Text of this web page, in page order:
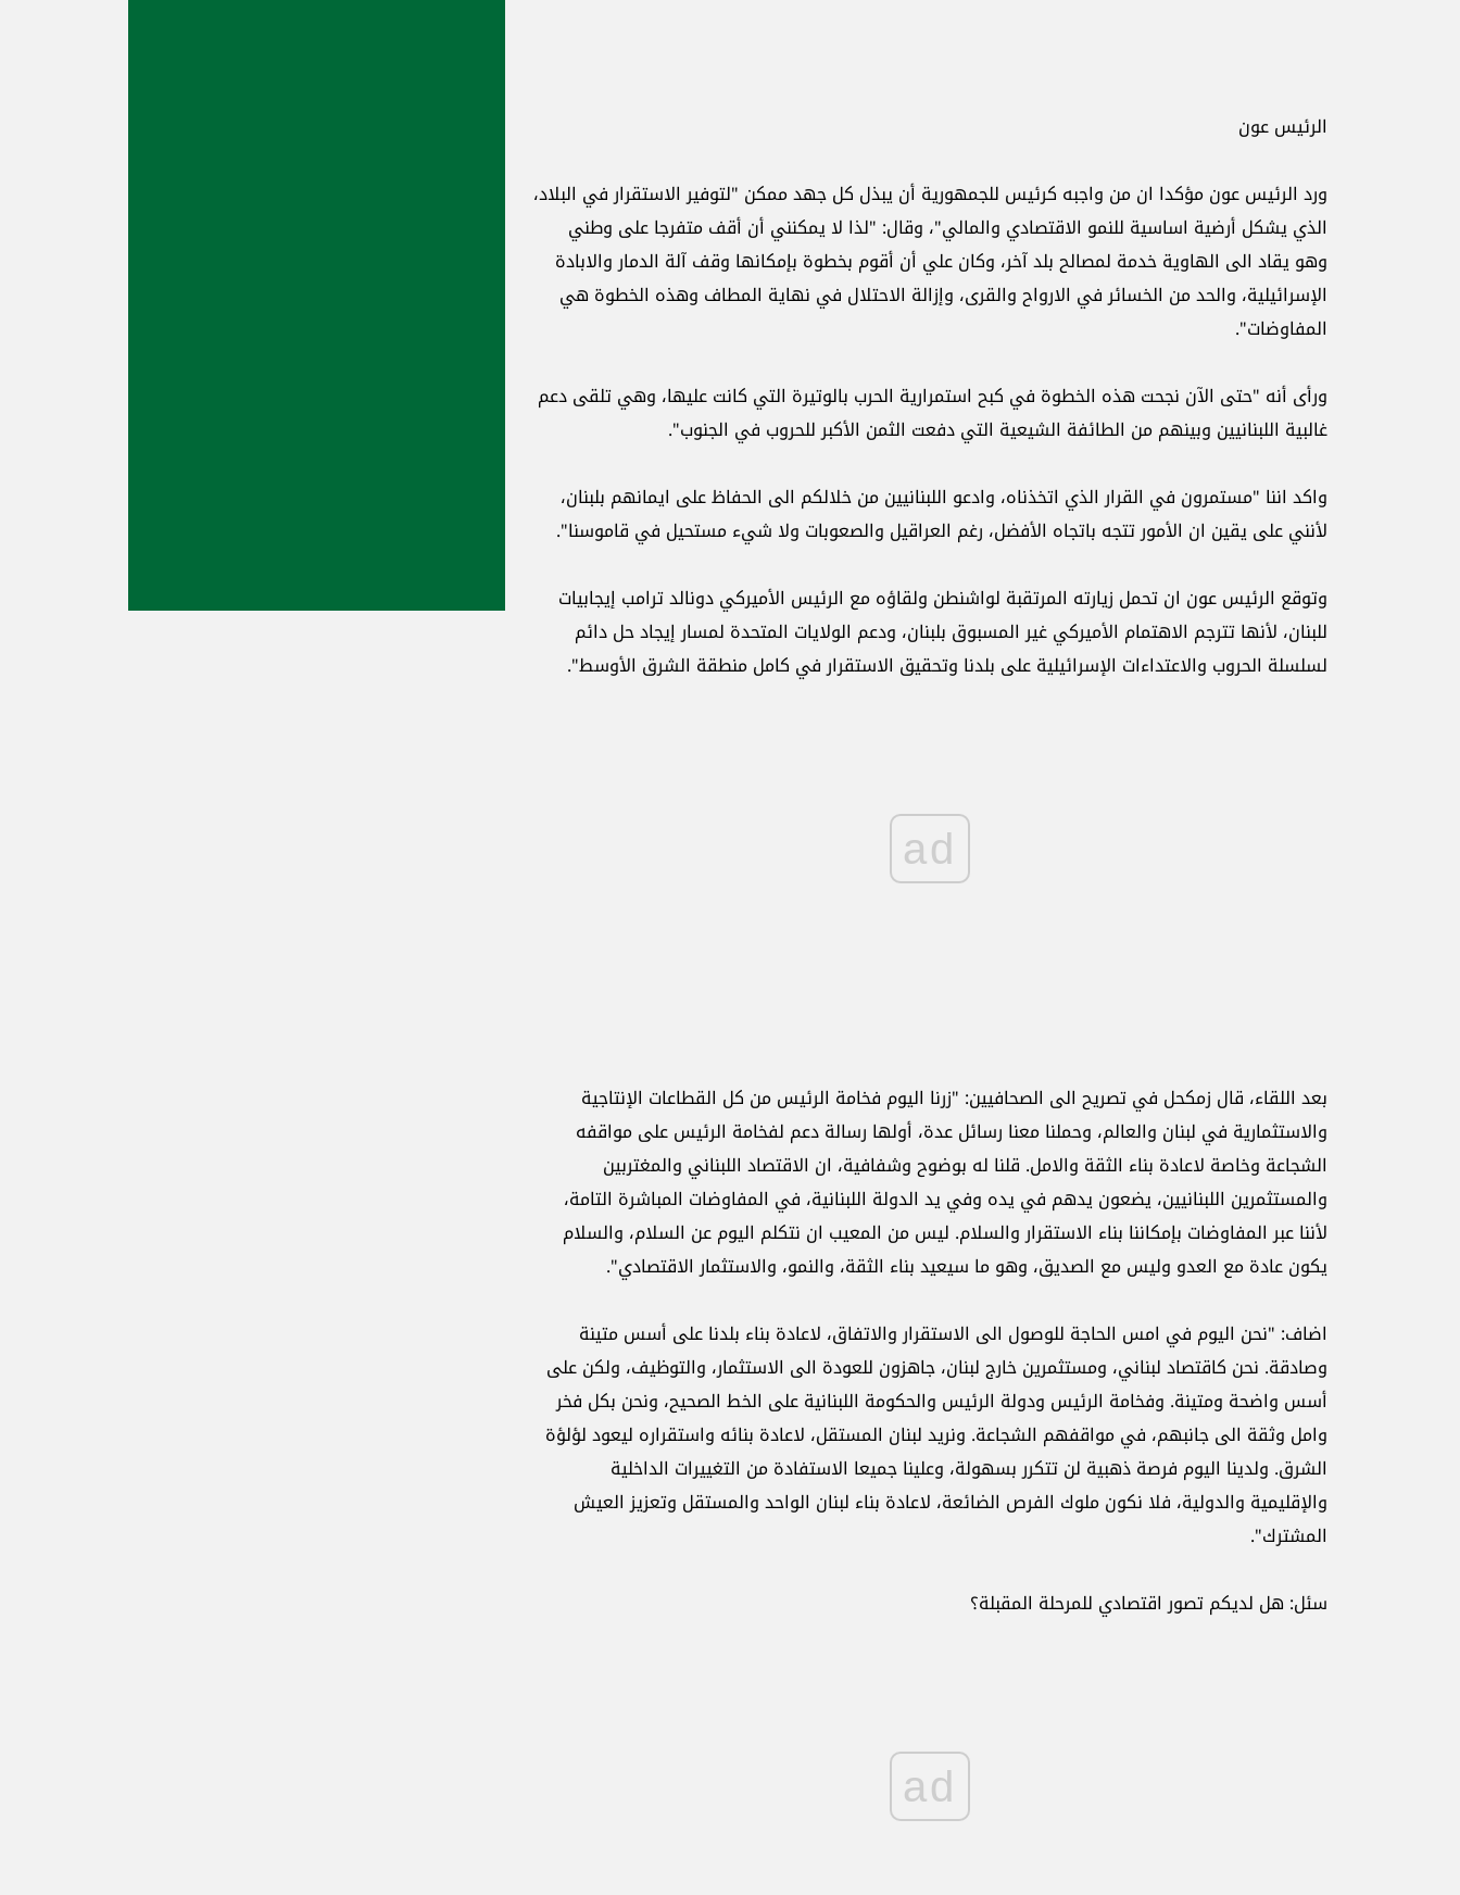
الرئيس عون
ورد الرئيس عون مؤكدا ان من واجبه كرئيس للجمهورية أن يبذل كل جهد ممكن "لتوفير الاستقرار في البلاد،
الذي يشكل أرضية اساسية للنمو الاقتصادي والمالي"، وقال: "لذا لا يمكنني أن أقف متفرجا على وطني
وهو يقاد الى الهاوية خدمة لمصالح بلد آخر، وكان علي أن أقوم بخطوة بإمكانها وقف آلة الدمار والابادة
الإسرائيلية، والحد من الخسائر في الارواح والقرى، وإزالة الاحتلال في نهاية المطاف وهذه الخطوة هي
المفاوضات".
ورأى أنه "حتى الآن نجحت هذه الخطوة في كبح استمرارية الحرب بالوتيرة التي كانت عليها، وهي تلقى دعم
غالبية اللبنانيين وبينهم من الطائفة الشيعية التي دفعت الثمن الأكبر للحروب في الجنوب".
واكد اننا "مستمرون في القرار الذي اتخذناه، وادعو اللبنانيين من خلالكم الى الحفاظ على ايمانهم بلبنان،
لأنني على يقين ان الأمور تتجه باتجاه الأفضل، رغم العراقيل والصعوبات ولا شيء مستحيل في قاموسنا".
وتوقع الرئيس عون ان تحمل زيارته المرتقبة لواشنطن ولقاؤه مع الرئيس الأميركي دونالد ترامب إيجابيات
للبنان، لأنها تترجم الاهتمام الأميركي غير المسبوق بلبنان، ودعم الولايات المتحدة لمسار إيجاد حل دائم
لسلسلة الحروب والاعتداءات الإسرائيلية على بلدنا وتحقيق الاستقرار في كامل منطقة الشرق الأوسط".
ad
بعد اللقاء، قال زمكحل في تصريح الى الصحافيين: "زرنا اليوم فخامة الرئيس من كل القطاعات الإنتاجية
والاستثمارية في لبنان والعالم، وحملنا معنا رسائل عدة، أولها رسالة دعم لفخامة الرئيس على مواقفه
الشجاعة وخاصة لاعادة بناء الثقة والامل. قلنا له بوضوح وشفافية، ان الاقتصاد اللبناني والمغتربين
والمستثمرين اللبنانيين، يضعون يدهم في يده وفي يد الدولة اللبنانية، في المفاوضات المباشرة التامة،
لأننا عبر المفاوضات بإمكاننا بناء الاستقرار والسلام. ليس من المعيب ان نتكلم اليوم عن السلام، والسلام
يكون عادة مع العدو وليس مع الصديق، وهو ما سيعيد بناء الثقة، والنمو، والاستثمار الاقتصادي".
اضاف: "نحن اليوم في امس الحاجة للوصول الى الاستقرار والاتفاق، لاعادة بناء بلدنا على أسس متينة
وصادقة. نحن كاقتصاد لبناني، ومستثمرين خارج لبنان، جاهزون للعودة الى الاستثمار، والتوظيف، ولكن على
أسس واضحة ومتينة. وفخامة الرئيس ودولة الرئيس والحكومة اللبنانية على الخط الصحيح، ونحن بكل فخر
وامل وثقة الى جانبهم، في مواقفهم الشجاعة. ونريد لبنان المستقل، لاعادة بنائه واستقراره ليعود لؤلؤة
الشرق. ولدينا اليوم فرصة ذهبية لن تتكرر بسهولة، وعلينا جميعا الاستفادة من التغييرات الداخلية
والإقليمية والدولية، فلا نكون ملوك الفرص الضائعة، لاعادة بناء لبنان الواحد والمستقل وتعزيز العيش
المشترك".
سئل: هل لديكم تصور اقتصادي للمرحلة المقبلة؟
ad